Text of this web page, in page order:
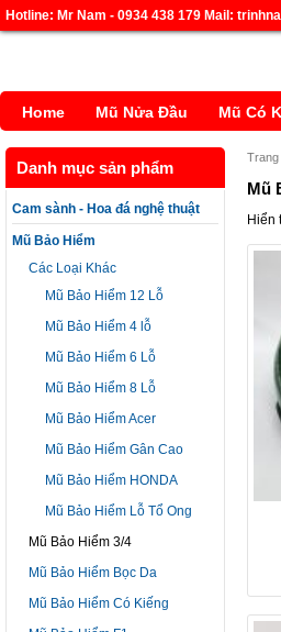
Hotline: Mr Nam - 0934 438 179 Mail:
Home Mũ Nửa Đầu Mũ Có
Danh mục sản phẩm
Cam sành - Hoa đá nghệ thuật
Mũ Bảo Hiểm
Các Loại Khác
Mũ Bảo Hiểm 12 Lỗ
Mũ Bảo Hiểm 4 lỗ
Mũ Bảo Hiểm 6 Lỗ
Mũ Bảo Hiểm 8 Lỗ
Mũ Bảo Hiểm Acer
Mũ Bảo Hiểm Gân Cao
Mũ Bảo Hiểm HONDA
Mũ Bảo Hiểm Lỗ Tổ Ong
Mũ Bảo Hiểm 3/4
Mũ Bảo Hiểm Bọc Da
Mũ Bảo Hiểm Có Kiếng
Trang
Mũ
Hiển